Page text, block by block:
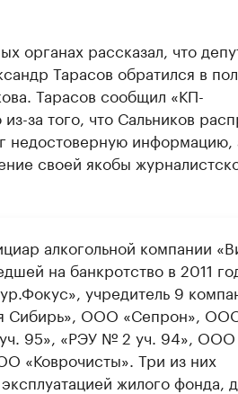
органах рассказал, что
Тарасов обратился в
Тарасов сообщил «КП-
за того, что Сальников
недостоверную информацию,
своей якобы
алкогольной компании
на банкротство в 2011
учредитель 9
Сибирь», ООО «Сепрон»,
95», «РЭУ № 2 уч. 94», ООО
«Коврочисты». Три из них
жилого фонда,